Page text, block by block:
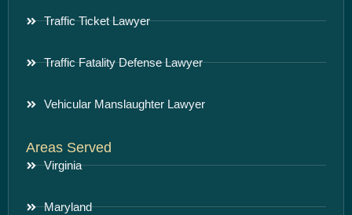
Traffic Ticket Lawyer
Traffic Fatality Defense Lawyer
Vehicular Manslaughter Lawyer
Areas Served
Virginia
Maryland